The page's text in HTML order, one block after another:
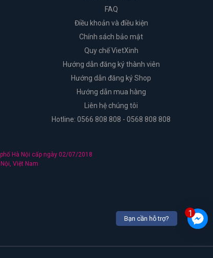
1
Bạn cần hỗ trợ?
FAQ
Điều khoản và điều kiện
Chính sách bảo mật
Quy chế VietXinh
Hướng dẫn đăng ký thành viên
Hướng dẫn đăng ký Shop
Hướng dẫn mua hàng
Liên hệ chúng tôi
Hotline: 0566 808 808 - 0568 808 808
Hà Nội cấp ngày 02/07/2018
Việt Nam